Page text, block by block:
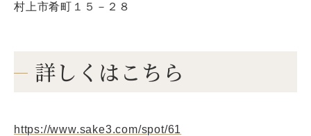
村上市肴町１５－２８
詳しくはこちら
https://www.sake3.com/spot/61